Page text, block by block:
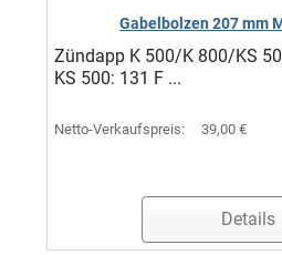
Gabelbolzen 207 mm
Zündapp K 500/K 800/KS
KS 500: 131 F ...
Netto-Verkaufspreis: 39,00 €
Details